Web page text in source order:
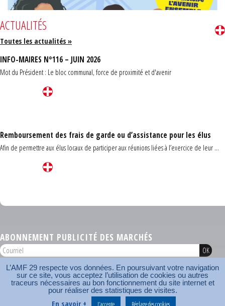
ACTUALITÉS
Toutes les actualités »
INFO-MAIRES N°116 – JUIN 2026
Mot du Président : Le bloc communal, force de proximité et d'avenir
Remboursement des frais de garde ou d’assistance pour les élus
Afin de permettre aux élus locaux de participer aux réunions liées à l’exercice de leur ...
ABONNEMENT PUBLICITÉ DES MARCHÉS
AMF 29 © 2026
Plan du site Nos coordonnées Mentions légales
Contact
Carrefour des communes
AMF
L’AMF 29 respecte vos données. En poursuivant votre navigation
sur ce site, vous acceptez l’utilisation de cookies ou autres
traceurs nécessaires au bon fonctionnement du site internet et
pour réaliser des statistiques de visites.
En savoir + J’accepte Réglage des cookies